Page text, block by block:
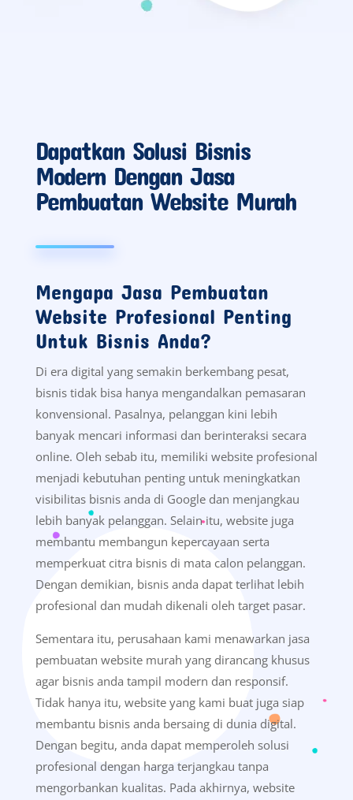
Dapatkan Solusi Bisnis
Modern Dengan Jasa
Pembuatan Website Murah
Mengapa Jasa Pembuatan
Website Profesional Penting
Untuk Bisnis Anda?
Di era digital yang semakin berkembang pesat,
bisnis tidak bisa hanya mengandalkan pemasaran
konvensional. Pasalnya, pelanggan kini lebih
banyak mencari informasi dan berinteraksi secara
online. Oleh sebab itu, memiliki website profesional
menjadi kebutuhan penting untuk meningkatkan
visibilitas bisnis anda di Google dan menjangkau
lebih banyak pelanggan. Selain itu, website juga
membantu membangun kepercayaan serta
memperkuat citra bisnis di mata calon pelanggan.
Dengan demikian, bisnis anda dapat terlihat lebih
profesional dan mudah dikenali oleh target pasar.
Sementara itu, perusahaan kami menawarkan jasa
pembuatan website murah yang dirancang khusus
agar bisnis anda tampil modern dan responsif.
Tidak hanya itu, website yang kami buat juga siap
membantu bisnis anda bersaing di dunia digital.
Dengan begitu, anda dapat memperoleh solusi
profesional dengan harga terjangkau tanpa
mengorbankan kualitas. Pada akhirnya, website